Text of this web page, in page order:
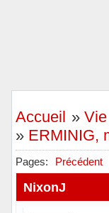
Accueil »
» ERMINIG,
Pages: Précédent
NixonJ